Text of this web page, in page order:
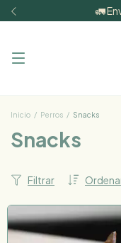
🚛
Inicio / Perros / Snacks
Snacks
Filtrar